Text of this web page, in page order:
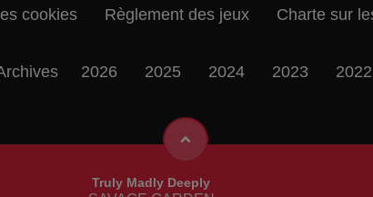
Truly Madly Deeply
cookies Règlement des jeux Charte sur
2026 2025 2024 2023 2022